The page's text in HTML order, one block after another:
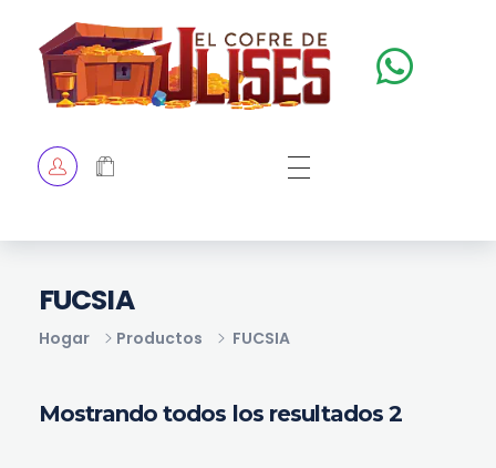
TIENDA
Hogar Productos FUCSIA
FUCSIA
Mostrando todos los resultados 2